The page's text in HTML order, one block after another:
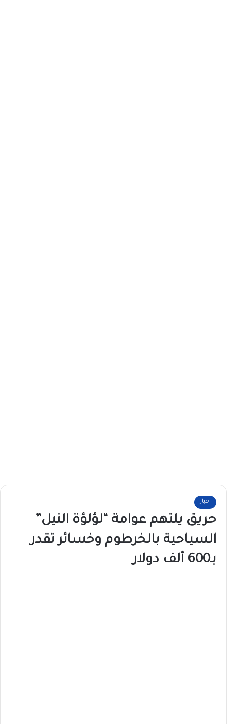
اخبار
حريق يلتهم عوامة “لؤلؤة النيل”
السياحية بالخرطوم وخسائر تقدر
بـ600 ألف دولار